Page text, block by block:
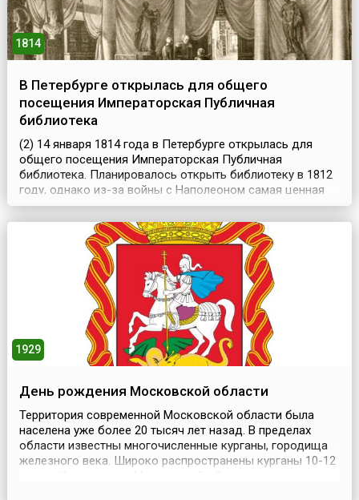
1814
В Петербурге открылась для общего
посещения Императорская Публичная
библиотека
(2) 14 января 1814 года в Петербурге открылась для
общего посещения Императорская Публичная
библиотека. Планировалось открыть библиотеку в 1812
году, однако из-за войны с Наполеоном самая ценная
часть собрания была эвакуирована из Санкт-Петербурга
в Олонецкую губернию, и открытие пришлось перенести
на два года. Торжественное открытие состоялось (2) 14
января 1814 год и было приурочено к первом...
1929
День рождения Московской области
Территория современной Московской области была
населена уже более 20 тысяч лет назад. В пределах
области известны многочисленные курганы, городища
железного века. Широко распространены курганы 10-12